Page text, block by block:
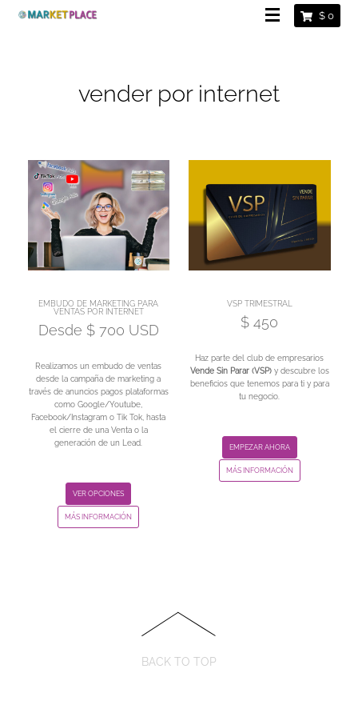
$0
vender por internet
EMBUDO DE MARKETING PARA
VENTAS POR INTERNET
Desde $700 USD
Realizamos un embudo de ventas
desde la campaña de marketing a
través de anuncios pagos plataformas
como Google/Youtube,
Facebook/Instagram o Tik Tok, hasta
el cierre de una Venta o la
generación de un Lead.
VER OPCIONES
MÁS INFORMACIÓN
VSP TRIMESTRAL
$ 450
Haz parte del club de empresarios
Vende Sin Parar (VSP)y descubre los
beneficios que tenemos para ti y para
tu negocio.
EMPEZAR AHORA
MÁS INFORMACIÓN
BACK TO TOP